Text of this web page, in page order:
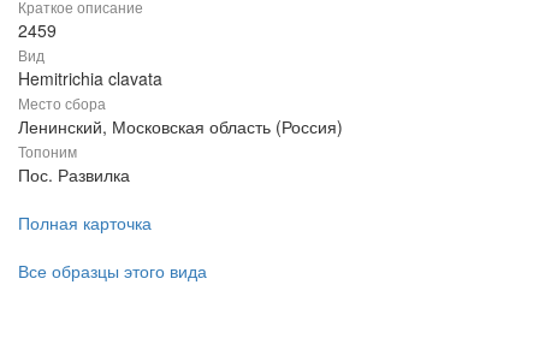
Краткое описание
2459
Вид
Hemitrichia clavata
Место сбора
Ленинский, Московская область (Россия)
Топоним
Пос. Развилка
Полная карточка
Все образцы этого вида